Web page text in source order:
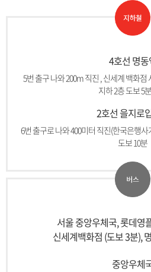
4호선 명동
5번 출구 나와 200m 직진 , 신세계 백화
지하 2층 도보 5
2호선 을지로
6번 출구로 나와 400미터 직진(한국은행
도보 10분
서울 중앙우체국, 롯데영
신세계백화점 (도보 3분),
중앙우체